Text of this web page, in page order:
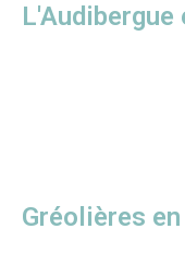
L'Audibergue
Gréolières